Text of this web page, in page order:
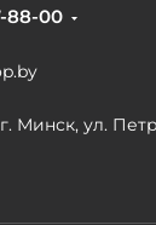
88-00
Минск, ул.